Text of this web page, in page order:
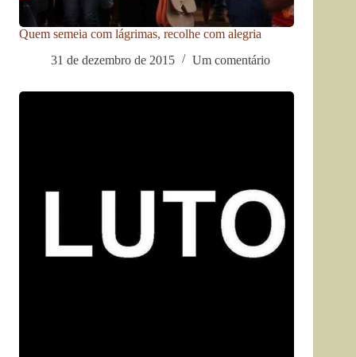
Quem semeia com lágrimas, recolhe com alegria
31 de dezembro de 2015
Um comentário